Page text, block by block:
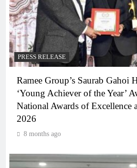
PRESS RELEASE
Ramee Group’s Saurab Gahoi
‘Young Achiever of the Year’
National Awards of Excellence
2026
8 months ago